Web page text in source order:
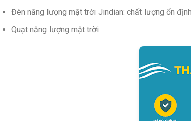
Đèn năng lượng mặt trời Jindian: chất lượng ổn
Quạt năng lượng mặt trời